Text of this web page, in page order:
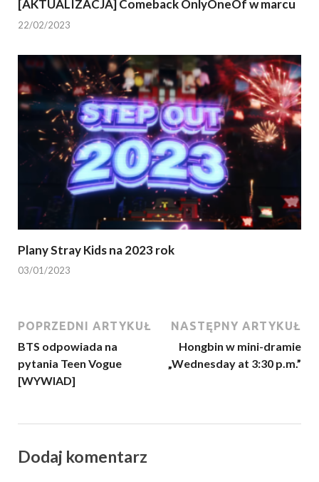
[AKTUALIZACJA] Comeback OnlyOneOf w marcu
22/02/2023
Plany Stray Kids na 2023 rok
03/01/2023
POPRZEDNI ARTYKUŁ
BTS odpowiada na
pytania Teen Vogue
[WYWIAD]
NASTĘPNY ARTYKUŁ
Hongbin w mini-dramie
„Wednesday at 3:30 p.m.”
Dodaj komentarz